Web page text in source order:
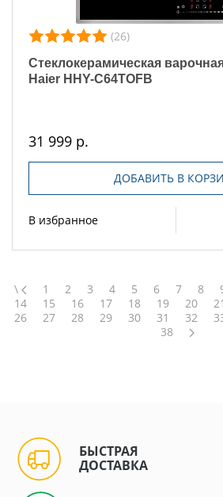
(26)
Стеклокерамическая
Haier HHY-C64TOFB
31 999 р.
ДОБАВИТЬ В
В избранное
\ 1 2 3 4 5 6 7 8
14
15 16 17 18 19 20 21
26
27 28 29 30 31 32
38
БЫСТРАЯ
ДОСТАВКА